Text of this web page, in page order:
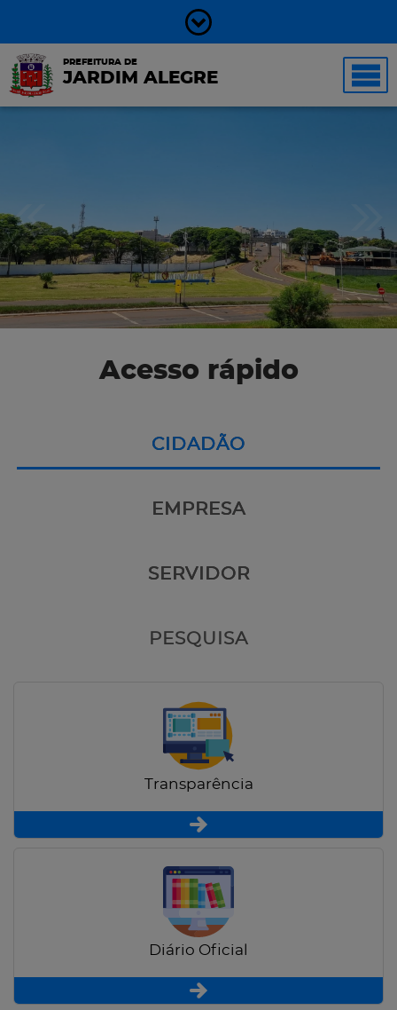
PREFEITURA DE
JARDIM ALEGRE
Acesso rápido
CIDADÃO
EMPRESA
SERVIDOR
PESQUISA
Transparência
Diário Oficial